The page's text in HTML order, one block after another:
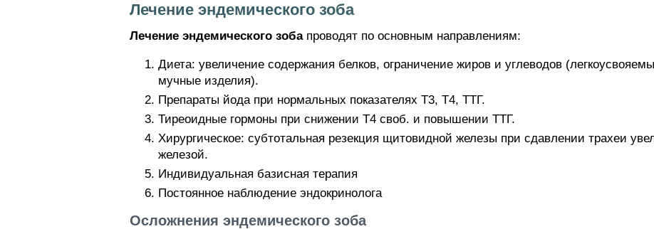
Лечение эндемического зоба
Лечение эндемического зобапроводят по основным направлениям:
Диета: увеличение содержания белков, ограничение жиров и углеводов
мучные изделия).
Препараты йода при нормальных показателях Т3, Т4, ТТГ.
Тиреоидные гормоны при снижении Т4 своб. и повышении ТТГ.
Хирургическое: субтотальная резекция щитовидной железы при сдавлении трахеи
железой.
Индивидуальная базисная терапия
Постоянное наблюдение эндокринолога
Осложнения эндемического зоба